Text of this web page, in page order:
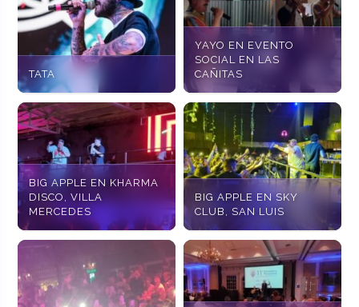
TATA
YAYO EN EVENTO
SOCIAL EN LAS
CAÑITAS
BIG APPLE EN KHARMA
DISCO, VILLA
MERCEDES
BIG APPLE EN SKY
CLUB, SAN LUIS